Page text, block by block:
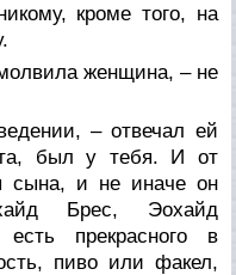
кроме того, на
женщина, – не
– отвечал ей
был у тебя. И от
сына, и не иначе он
Брес, Эохайд
прекрасного в
пиво или факел,